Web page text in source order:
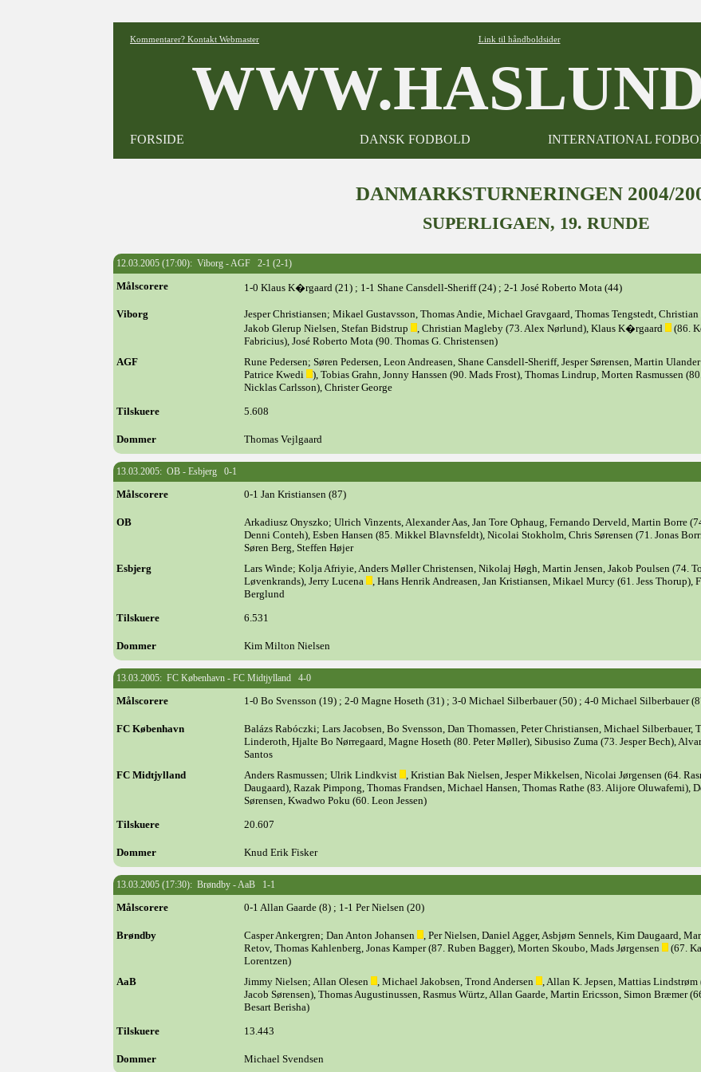
Kommentarer? Kontakt Webmaster Link til håndboldsider
FORSIDE DANSK FODBOLD INTERNATIONAL
DANMARKSTURNERINGEN 2004/
SUPERLIGAEN, 19. RUNDE
12.03.2005 (17:00): Viborg - AGF 2-1 (2-1)
Målscorere 1-0 Klaus K�rgaard (21) ; 1-1 Shane Cansdell-Sheriff (24) ; 2-1 José Roberto Mota (44)
Viborg
Jesper Christiansen; Mikael Gustavsson, Thomas Andie, Michael Gravgaard, Thomas Tengstedt,
Jakob Glerup Nielsen, Stefan Bidstrup
, Christian Magleby (73. Alex Nørlund), Klaus K�rgaard
(86.
Fabricius), José Roberto Mota (90. Thomas G. Christensen)
AGF
Rune Pedersen; Søren Pedersen, Leon Andreasen, Shane Cansdell-Sheriff, Jesper Sørensen, Martin Ulander
Patrice Kwedi
), Tobias Grahn, Jonny Hanssen (90. Mads Frost), Thomas Lindrup, Morten Rasmussen
Nicklas Carlsson), Christer George
Tilskuere
5.608
Dommer Thomas Vejlgaard
13.03.2005: OB - Esbjerg 0-1
Målscorere 0-1 Jan Kristiansen (87)
OB
Arkadiusz Onyszko; Ulrich Vinzents, Alexander Aas, Jan Tore Ophaug, Fernando Derveld, Martin Borre
Denni Conteh), Esben Hansen (85. Mikkel Blavnsfeldt), Nicolai Stokholm, Chris Sørensen (71. Jonas
Søren Berg, Steffen Højer
Esbjerg
Lars Winde; Kolja Afriyie, Anders Møller Christensen, Nikolaj Høgh, Martin Jensen, Jakob Poulsen (74.
Løvenkrands), Jerry Lucena
, Hans Henrik Andreasen, Jan Kristiansen, Mikael Murcy (61. Jess Thorup),
Berglund
Tilskuere
6.531
Dommer Kim Milton Nielsen
13.03.2005: FC København - FC Midtjylland 4-0
Målscorere 1-0 Bo Svensson (19) ; 2-0 Magne Hoseth (31) ; 3-0 Michael Silberbauer (50) ; 4-0 Michael Silberbauer
FC København
Balázs Rabóczki; Lars Jacobsen, Bo Svensson, Dan Thomassen, Peter Christiansen, Michael Silberbauer,
Linderoth, Hjalte Bo Nørregaard, Magne Hoseth (80. Peter Møller), Sibusiso Zuma (73. Jesper Bech),
Santos
FC Midtjylland
Anders Rasmussen; Ulrik Lindkvist
, Kristian Bak Nielsen, Jesper Mikkelsen, Nicolai Jørgensen (64.
Daugaard), Razak Pimpong, Thomas Frandsen, Michael Hansen, Thomas Rathe (83. Alijore Oluwafemi),
Sørensen, Kwadwo Poku (60. Leon Jessen)
Tilskuere
20.607
Dommer Knud Erik Fisker
13.03.2005 (17:30): Brøndby - AaB 1-1
Målscorere 0-1 Allan Gaarde (8) ; 1-1 Per Nielsen (20)
Brøndby Casper Ankergren; Dan Anton Johansen
, Per Nielsen, Daniel Agger, Asbjørn Sennels, Kim Daugaard,
Retov, Thomas Kahlenberg, Jonas Kamper (87. Ruben Bagger), Morten Skoubo, Mads Jørgensen
(67.
Lorentzen)
AaB
Jimmy Nielsen; Allan Olesen , Michael Jakobsen, Trond Andersen
, Allan K. Jepsen, Mattias Lindstrøm
Jacob Sørensen), Thomas Augustinussen, Rasmus Würtz, Allan Gaarde, Martin Ericsson, Simon Bræmer
Besart Berisha)
Tilskuere
13.443
Dommer Michael Svendsen